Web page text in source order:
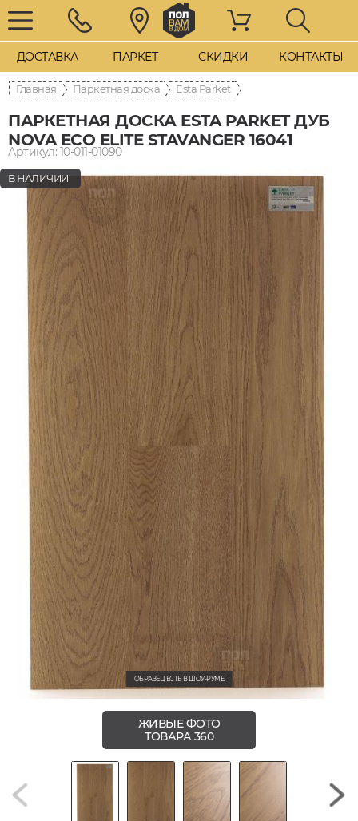
ДОСТАВКА ПАРКЕТ СКИДКИ КОНТАКТЫ
Главная Паркетная доска Esta Parket
ПАРКЕТНАЯ ДОСКА ESTA PARKET ДУБ
NOVA ECO ELITE STAVANGER 16041
Артикул: 10-011-01090
В НАЛИЧИИ
ОБРАЗЕЦ ЕСТЬ В ШОУ-РУМЕ
ЖИВЫЕ ФОТО
ТОВАРА 360